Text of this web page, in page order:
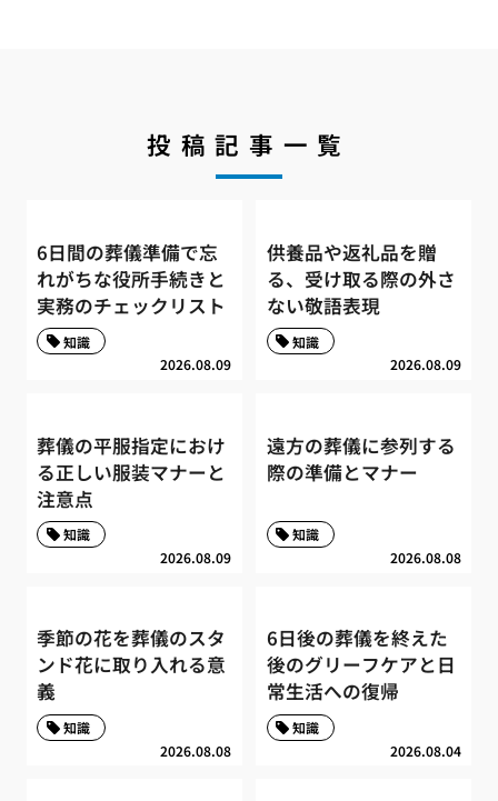
投稿記事一覧
6日間の葬儀準備で忘
れがちな役所手続きと
実務のチェックリスト
2026.08.09
知識
供養品や返礼品を贈
る、受け取る際の外さ
ない敬語表現
2026.08.09
知識
葬儀の平服指定におけ
る正しい服装マナーと
注意点
2026.08.09
知識
遠方の葬儀に参列する
際の準備とマナー
2026.08.08
知識
季節の花を葬儀のスタ
ンド花に取り入れる意
義
2026.08.08
知識
6日後の葬儀を終えた
後のグリーフケアと日
常生活への復帰
2026.08.04
知識